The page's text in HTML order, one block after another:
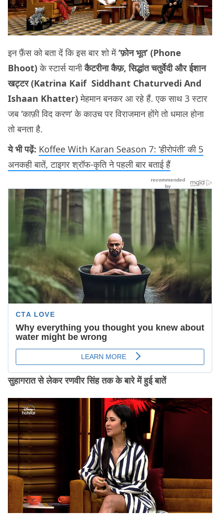
इन फ़ैंस को बता दें कि इस बार शो में‘फ़ोन भूत’ (Phone
Bhoot)के स्टार्स यानीकैटरीना कैफ़, सिद्धांत चतुर्वेदी और ईशान
खट्टर (Katrina Kaif Siddhant Chaturvedi And
Ishaan Khatter)मेहमान बनकर आ रहे हैं. एक साथ 3 स्टार
जब ‘काफ़ी विद करण’ के काउच पर विराजमान होंगे तो धमाल होना
तो बनता है.
ये भी पढ़ें: Koffee With Karan Season 7: ‘हीरोपंती’ की 5
अनकही बातें, टाइगर श्रॉफ-कृति ने पहली बार बताई हैं
सुहागरात से लेकर रणवीर सिंह तक के बारे में हुई बातें